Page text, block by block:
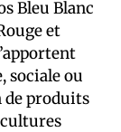
Bleu Blanc
et
sociale ou
de produits
cultures